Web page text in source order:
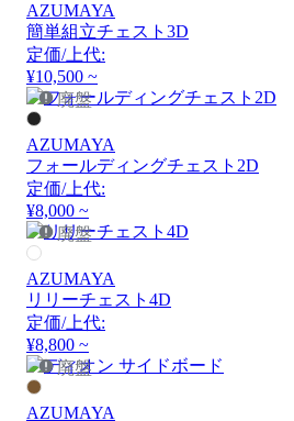
AZUMAYA
簡単組立チェスト3D
定価/上代:
¥10,500 ~
廃盤
AZUMAYA
フォールディングチェスト2D
定価/上代:
¥8,000 ~
廃盤
AZUMAYA
リリーチェスト4D
定価/上代:
¥8,800 ~
廃盤
AZUMAYA